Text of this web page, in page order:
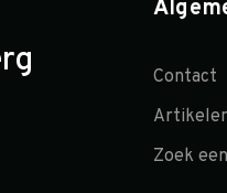
Contact
Zoek